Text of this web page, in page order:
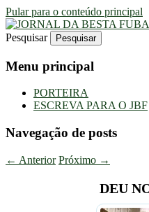
Pular para o conteúdo principal
JORNAL DA
Uma Gazeta Escrota
Pesquisar
Menu principal
PORTEIRA
ESCREVA PARA O JBF
Navegação de posts
← Anterior Próximo →
DEU